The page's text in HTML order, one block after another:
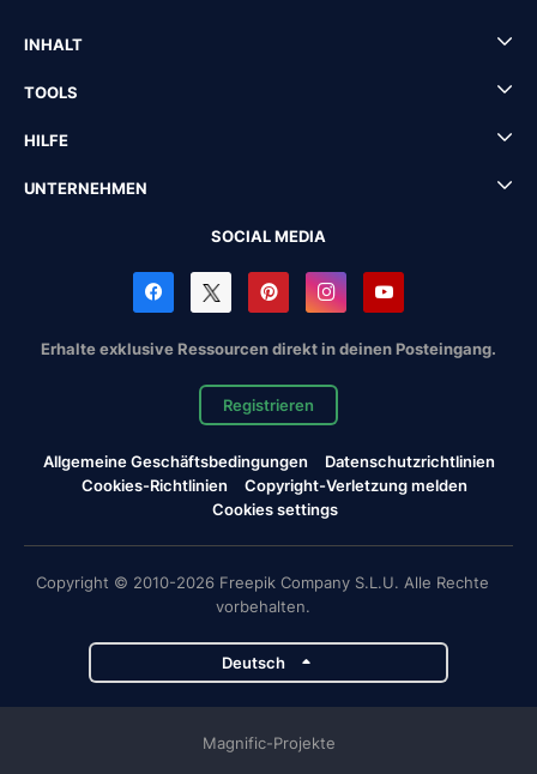
INHALT
TOOLS
HILFE
UNTERNEHMEN
SOCIAL MEDIA
Erhalte exklusive Ressourcen direkt in deinen Posteingang.
Registrieren
Allgemeine Geschäftsbedingungen
Datenschutzrichtlinien
Cookies-Richtlinien
Copyright-Verletzung melden
Cookies settings
Copyright © 2010-2026 Freepik Company S.L.U. Alle Rechte
vorbehalten.
Deutsch
Magnific-Projekte